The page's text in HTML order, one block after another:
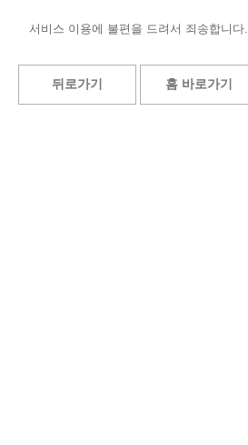
서비스 이용에 불편을 드려서 죄송합니다.
뒤로가기 홈 바로가기